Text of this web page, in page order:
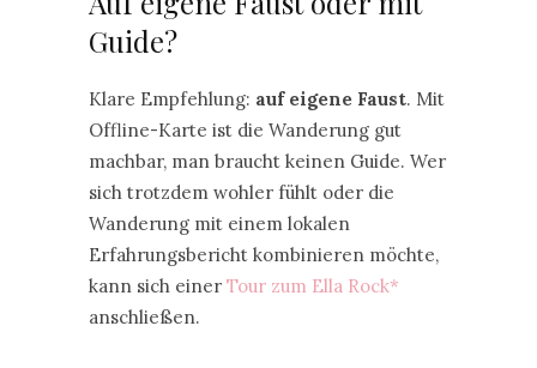
Guide?
Klare Empfehlung: auf eigene Faust. Mit
Offline-Karte ist die Wanderung gut
machbar, man braucht keinen Guide. Wer
sich trotzdem wohler fühlt oder die
Wanderung mit einem lokalen
Erfahrungsbericht kombinieren möchte,
kann sich einer Tour zum Ella Rock*
anschließen.